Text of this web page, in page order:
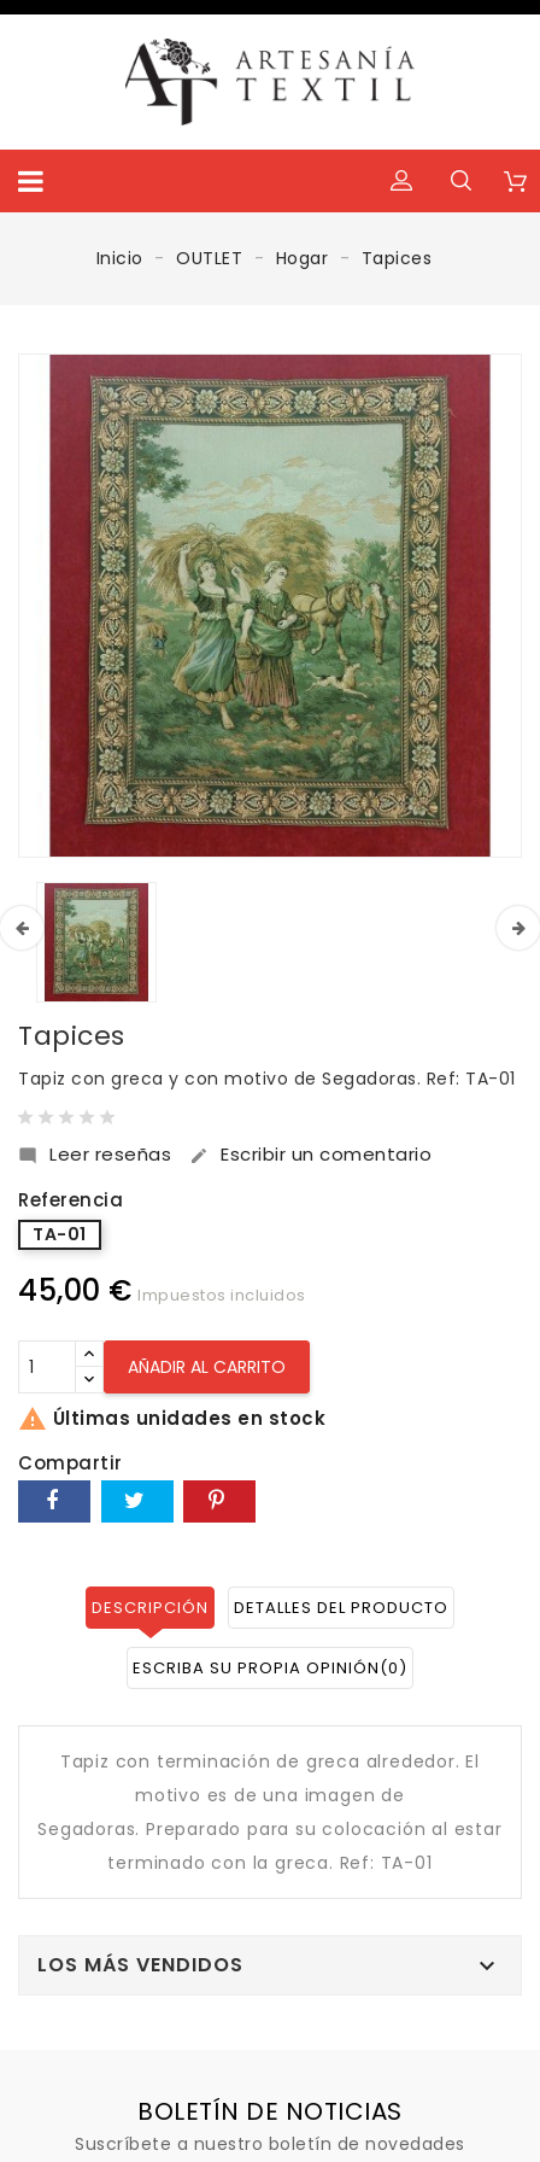
Inicio OUTLET Hogar Tapices
Tapices
Tapiz con greca y con motivo de Segadoras. Ref: TA-01
 Leer reseñas 
Escribir un comentario
Referencia
TA-01
45,00 € Impuestos incluidos
AÑADIR AL CARRITO
 Últimas unidades en stock
Compartir
DESCRIPCIÓN DETALLES DEL PRODUCTO
ESCRIBA SU PROPIA OPINIÓN(0)
Tapiz con terminación de greca alrededor. El
motivo es de una imagen de
Segadoras. Preparado para su colocación al estar
terminado con la greca. Ref: TA-01
LOS MÁS VENDIDOS 
BOLETÍN DE NOTICIAS
Suscríbete a nuestro boletín de novedades